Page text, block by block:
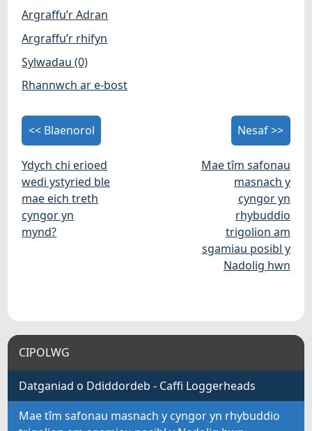
Argraffu’r Adran
Argraffu’r rhifyn
Sylwadau (0)
Rhannwch ar e-bost
<< Blaenorol
Ydych chi erioed
wedi ystyried ble
mae eich treth
cyngor yn
mynd?
Nesaf >>
Mae tîm safonau
masnach y
cyngor yn
rhybuddio
trigolion am
sgamiau posibl y
Nadolig hwn
CIPOLWG
Datganiad o Ddiddordeb - Caffi Loggerheads
Mae tîm safonau masnach y cyngor yn rhybuddio